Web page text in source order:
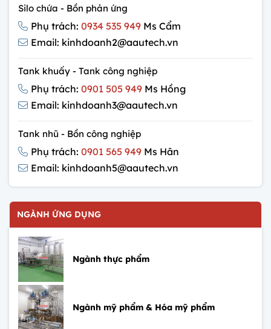
Silo chứa - Bồn phản ứng
Phụ trách: 0934 535 949 Ms Cẩm
Email: kinhdoanh2@aautech.vn
Tank khuấy - Tank công nghiệp
Phụ trách: 0901 505 949 Ms Hồng
Email: kinhdoanh3@aautech.vn
Tank nhũ - Bồn công nghiệp
Phụ trách: 0901 565 949 Ms Hân
Email: kinhdoanh5@aautech.vn
NGÀNH ỨNG DỤNG
Ngành thực phẩm
Ngành mỹ phẩm & Hóa mỹ phẩm